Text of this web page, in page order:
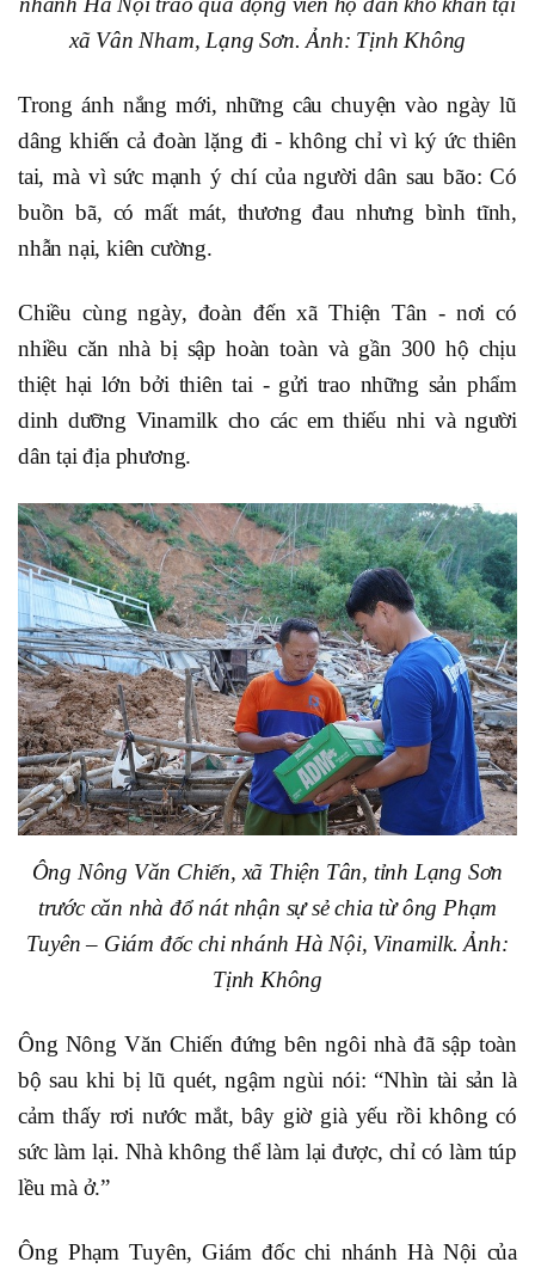
xã Vân Nham, Lạng Sơn. Ảnh: Tịnh Không
Trong ánh nắng mới, những câu chuyện vào ngày lũ
dâng khiến cả đoàn lặng đi - không chỉ vì ký ức thiên
tai, mà vì sức mạnh ý chí của người dân sau bão: Có
buồn bã, có mất mát, thương đau nhưng bình tĩnh,
nhẫn nại, kiên cường.
Chiều cùng ngày, đoàn đến xã Thiện Tân - nơi có
nhiều căn nhà bị sập hoàn toàn và gần 300 hộ chịu
thiệt hại lớn bởi thiên tai - gửi trao những sản phẩm
dinh dưỡng Vinamilk cho các em thiếu nhi và người
dân tại địa phương.
Ông Nông Văn Chiến, xã Thiện Tân, tỉnh Lạng Sơn
trước căn nhà đổ nát nhận sự sẻ chia từ ông Phạm
Tuyên – Giám đốc chi nhánh Hà Nội, Vinamilk. Ảnh:
Tịnh Không
Ông Nông Văn Chiến đứng bên ngôi nhà đã sập toàn
bộ sau khi bị lũ quét, ngậm ngùi nói: “Nhìn tài sản là
cảm thấy rơi nước mắt, bây giờ già yếu rồi không có
sức làm lại. Nhà không thể làm lại được, chỉ có làm túp
lều mà ở.”
Ông Phạm Tuyên, Giám đốc chi nhánh Hà Nội của